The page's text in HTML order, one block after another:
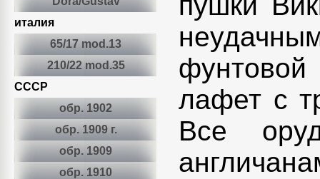
италия
65/17 mod.13
210/22 mod.35
СССР
обр. 1902
обр. 1909 г.
обр. 1909
обр. 1910
лафет с
Все